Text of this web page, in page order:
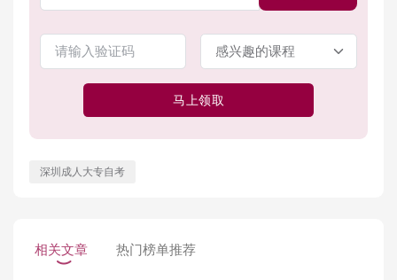
马上领取
深圳成人大专自考
相关文章 热门榜单推荐